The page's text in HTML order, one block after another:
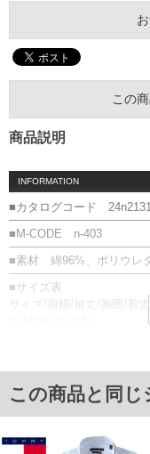
この
商品説明
INFORMATION
■カタログコード
■M-CODE n-403
■素材 綿96%、ポリウレ
■サイズ表
サイズ/肩幅/袖丈/胸囲/着丈
返品交換希望の方は、商品到
※【ボトムの裾上げをご希望の
この商品と同